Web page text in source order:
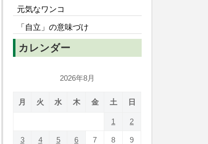
元気なワンコ
「自立」の意味づけ
カレンダー
2026年8月
月 火 水 木 金 土 日
1 2
3 4 5 6 7 8 9